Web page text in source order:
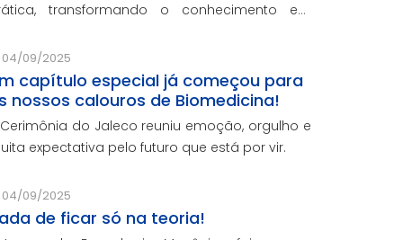
transformando o conhecimento em
04/09/2025
capítulo especial já começou para
nossos calouros de Biomedicina!
do Jaleco reuniu emoção, orgulho e
expectativa pelo futuro que está por vir.
04/09/2025
de ficar só na teoria!